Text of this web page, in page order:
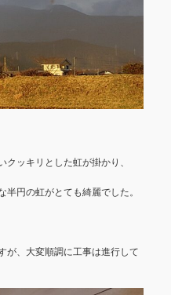
ッキリとした虹が掛かり、
円の虹がとても綺麗でした。
が、大変順調に工事は進行して